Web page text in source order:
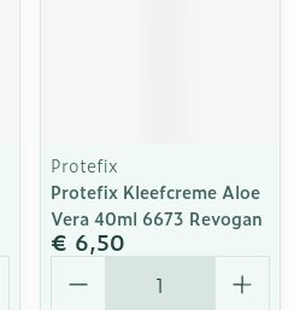
Protefix
Protefix Kleefcreme Aloe
Vera 40ml 6673 Revogan
€ 6,50
Aantal